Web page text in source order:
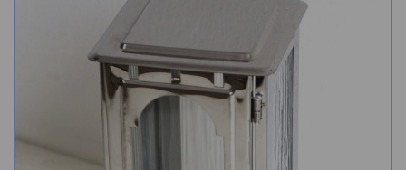
Doplňky do kuchyně
Hřbitovní doplňky
Zvířecí náhrobky a pomníčky
Kamenné stoly, konferenční stolky
Barevné kamenné drti